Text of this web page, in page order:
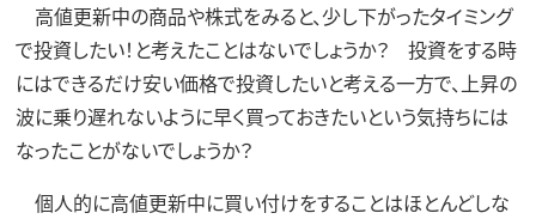
高値更新中の商品や株式をみると、少し下がったタイミング
で投資したい！と考えたことはないでしょうか？ 投資をする時
にはできるだけ安い価格で投資したいと考える一方で、上昇の
波に乗り遅れないように早く買っておきたいという気持ちには
なったことがないでしょうか？
個人的に高値更新中に買い付けをすることはほとんどしな